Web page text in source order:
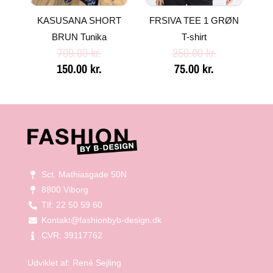
KASUSANA SHORT
BRUN Tunika
700.00kr.
150.00 kr.
FRSIVA TEE 1 GRØN
T-shirt
250.00kr.
75.00 kr.
Sct. Mathiasgade 50N
8800 Viborg
Tlf: 22 50 59 60
Kontakt@fashionbyb-design.dk
CVR: 39117762
Udviklet af: René Sejling